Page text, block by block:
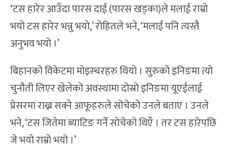
‘टस हारेर आउँदा पारस दाई (पारस खड्का)ले मलाई राम्रो
भयो टस हारेर भन्नु भयो,’ रोहितले भने, ‘मलाई पनि त्यस्तै
अनुभव भयो ।’
बिहानको विकेटमा मोइस्चरहरु थियो । सुरुको इनिङमा त्यो
चुनौती लिएर खेलेको अवस्थामा दोस्रो इनिङमा यूएईलाई
प्रेसरमा राख्न सक्ने आफूहरुले सोचेको उनले बताए । उनले
भने, ‘टस जितेमा ब्याटिङ गर्ने सोचेको थिएँ । तर टस हारेपछि
जे भयो राम्रो भयो ।’